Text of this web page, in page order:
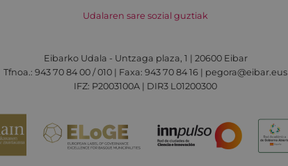
Udalaren sare sozial guztiak
Eibarko Udala - Untzaga plaza, 1 | 20600 Eibar
Tfnoa.: 943 70 84 00 / 010 | Faxa: 943 70 84 16 | pegora@eibar.eus
IFZ: P2003100A | DIR3 L01200300